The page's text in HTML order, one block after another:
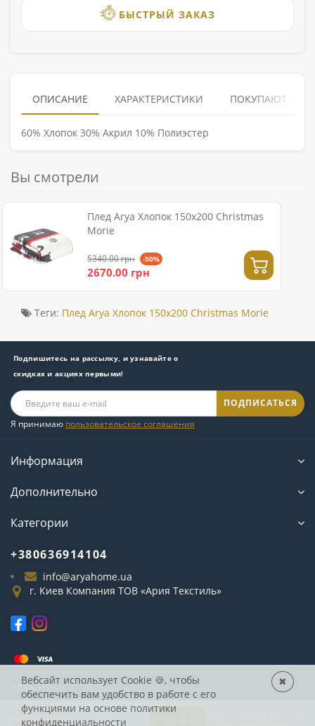
5340.00 грн
БЫСТРЫЙ ЗАКАЗ
ОПИСАНИЕ ХАРАКТЕРИСТИКИ ПОКУПАЮТ
60% Хлопок 30% Акрил 10% Полиэстер
Вы смотрели
Плед Arya Хлопок 150x200 Christmas
Morie
5340.00 грн -50%
2670.00 грн
Теги: Плед Arya Хлопок 150x200 Christmas Morie
Подпишитесь на рассылку, и узнавайте о
скидках и акциях первыми!
ПОДПИСАТЬСЯ
Я принимаю пользовательское соглашения
Информация
Дополнительно
Категории
+380636914104
info@aryahome.ua
г. Киев Компания ТОВ «Ария Текстиль»
ARYAHOME © 2025
Вебсайт использует Cookie 🍪, чтобы
обеспечить вам удобство в работе с его
функциями на основе политики
конфиденциальности
✖